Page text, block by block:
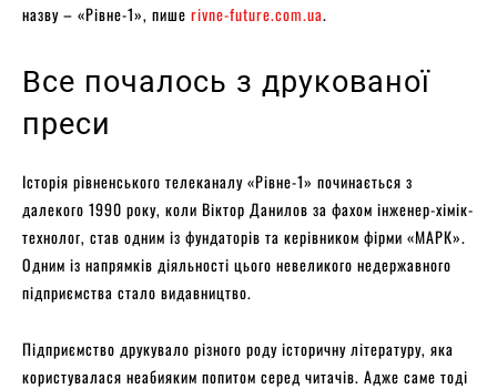
назву – «Рівне-1», пише rivne-future.com.ua.
Все почалось з друкованої
преси
Історія рівненського телеканалу «Рівне-1» починається з
далекого 1990 року, коли Віктор Данилов за фахом інженер-хімік-
технолог, став одним із фундаторів та керівником фірми «МАРК».
Одним із напрямків діяльності цього невеликого недержавного
підприємства стало видавництво.
Підприємство друкувало різного роду історичну літературу, яка
користувалася неабияким попитом серед читачів. Адже саме тоді